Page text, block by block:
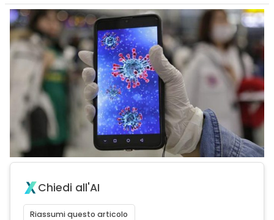
Chiedi all'AI
Riassumi questo articolo